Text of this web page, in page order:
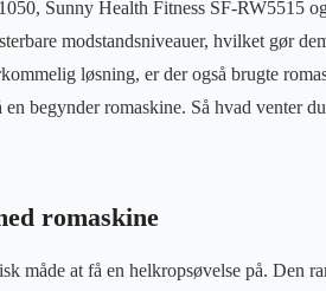
Sunny Health Fitness SF-RW5515
modstandsniveauer, hvilket gør
løsning, er der også brugte
begynder romaskine. Så hvad venter
romaskine
måde at få en helkropsøvelse på. Den